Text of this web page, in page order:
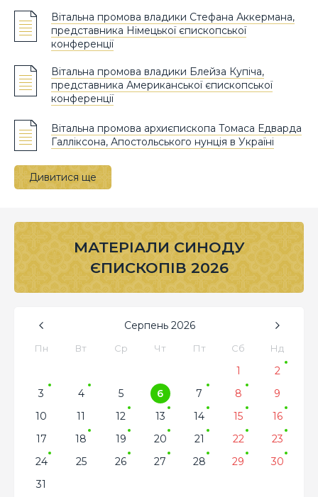
Вітальна промова владики Стефана Аккермана,
представника Німецької єпископської
конференції
Вітальна промова владики Блейза Купіча,
представника Американської єпископської
конференції
Вітальна промова архиєпископа Томаса Едварда
Галліксона, Апостольського нунція в Україні
Дивитися ще
МАТЕРІАЛИ СИНОДУ
ЄПИСКОПІВ 2026
Серпень 2026
Пн Вт Ср Чт Пт Сб Нд
1
2
3
4 5 6 7 8
9
10
11 12 13 14 15
16
17
18 19 20 21 22
23
24
25 26 27 28 29
30
31